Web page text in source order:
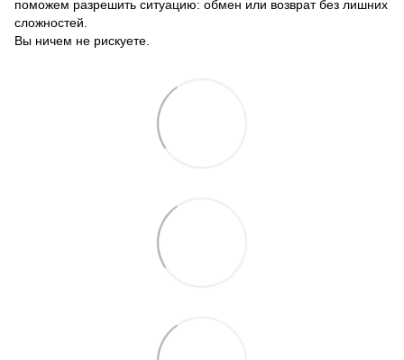
поможем разрешить ситуацию: обмен или возврат без лишних
сложностей.
Вы ничем не рискуете.